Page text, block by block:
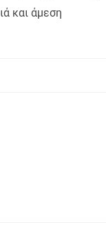
και άμεση